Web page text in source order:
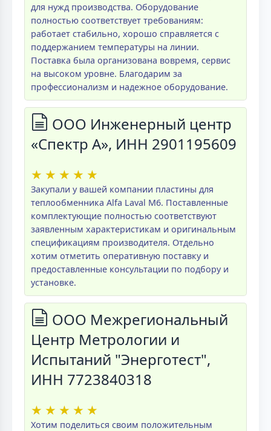
для нужд производства. Оборудование
полностью соответствует требованиям:
работает стабильно, хорошо справляется с
поддержанием температуры на линии.
Поставка была организована вовремя, сервис
на высоком уровне. Благодарим за
профессионализм и надежное оборудование.
ООО Инженерный центр
«Спектр А», ИНН 2901195609
★ ★ ★ ★ ★
Закупали у вашей компании пластины для
теплообменника Alfa Laval M6. Поставленные
комплектующие полностью соответствуют
заявленным характеристикам и оригинальным
спецификациям производителя. Отдельно
хотим отметить оперативную поставку и
предоставленные консультации по подбору и
установке.
ООО Межрегиональный
Центр Метрологии и
Испытаний "Энерготест",
ИНН 7723840318
★ ★ ★ ★ ★
Хотим поделиться своим положительным